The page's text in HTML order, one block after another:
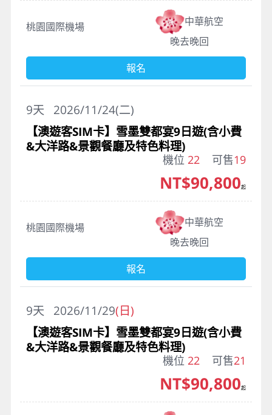
桃園國際機場
中華航空
晚去晚回
報名
2026/11/24(二)
9天
【澳遊客SIM卡】雪墨雙都宴9日遊(含小費
&大洋路&景觀餐廳及特色料理)
機位 22 可售19
桃園國際機場
中華航空
晚去晚回
NT$90,800起
報名
2026/11/29(日)
9天
【澳遊客SIM卡】雪墨雙都宴9日遊(含小費
&大洋路&景觀餐廳及特色料理)
機位 22 可售21
NT$90,800起